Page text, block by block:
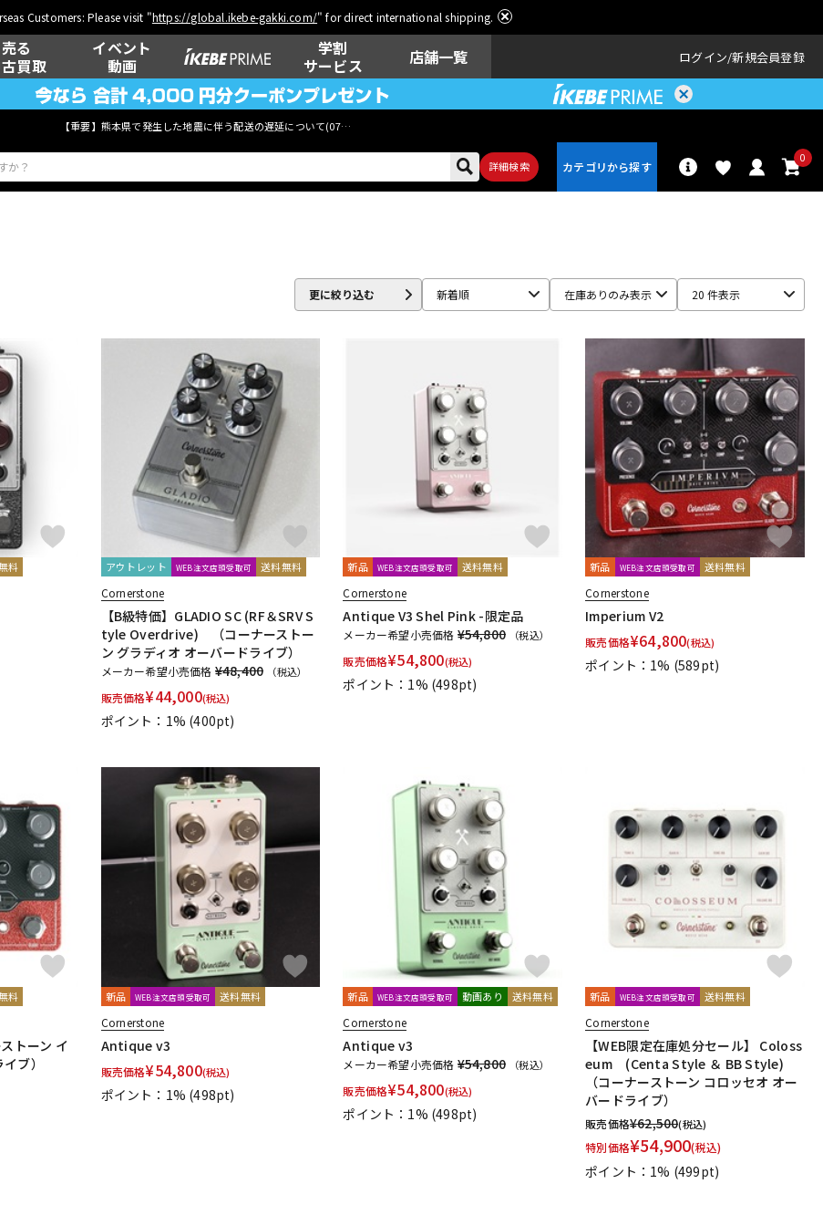
Customers: Please visit "https://global.ikebe-gakki.com/" for direct international shipping.
売る
買取
イベント
動画
学割
サービス
店舗一覧 ログイン 新規会員登録
【重要】熊本県で発生した地震に伴う配送の遅延について(07月29日
詳細検索
0
管楽器 その他楽器 エフェクター
DTM オンラ
イン納品
レコーディン
グ機器
配信/ライブ
機器
楽器アクセサ
リ
更に絞り込む 新着順 在庫ありのみ表示 20 件表示
料 アウトレット WEB注文店頭受取可 送料無料
Cornerstone
【B級特価】GLADIO SC (RF＆SRV S
tyle Overdrive) （コーナーストー
ン グラディオ オーバードライブ）
メーカー希望小売価格 ¥48,400 （税込）
販売価格¥44,000(税込)
ポイント：1% (400pt)
新品 WEB注文店頭受取可 送料無料
Cornerstone
Antique V3 Shel Pink -限定品
メーカー希望小売価格 ¥54,800 （税込）
販売価格¥54,800(税込)
ポイント：1% (498pt)
新品 WEB注文店頭受取可 送料無料
Cornerstone
Imperium V2
販売価格¥64,800(税込)
ポイント：1% (589pt)
料
トーン イ
ブ）
新品 WEB注文店頭受取可 送料無料
Cornerstone
Antique v3
販売価格¥54,800(税込)
ポイント：1% (498pt)
新品 WEB注文店頭受取可 動画あり 送料無料
Cornerstone
Antique v3
メーカー希望小売価格 ¥54,800 （税込）
販売価格¥54,800(税込)
ポイント：1% (498pt)
新品 WEB注文店頭受取可 送料無料
Cornerstone
【WEB限定在庫処分セール】 Coloss
eum (Centa Style ＆ BB Style)
（コーナーストーン コロッセオ オー
バードライブ）
販売価格¥62,500(税込)
特別価格¥54,900(税込)
ポイント：1% (499pt)